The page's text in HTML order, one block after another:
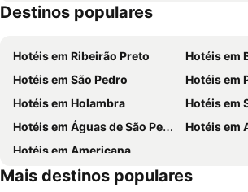
Destinos populares
Hotéis em Ribeirão Preto
Hotéis em
Hotéis em São Pedro
Hotéis em
Hotéis em Holambra
Hotéis em
Hotéis em Águas de São Pedro
Hotéis em
Hotéis em Americana
Mais destinos populares